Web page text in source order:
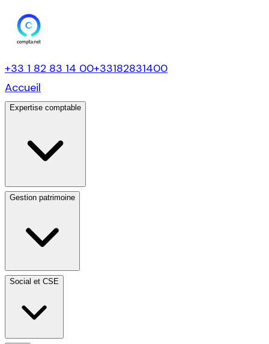
+33 1 82 83 14 00+33182831400
Accueil
Expertise comptable
Gestion patrimoine
Social et CSE